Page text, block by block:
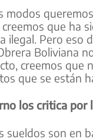
modos
que ha
ilegal. Pero eso
Boliviana
creemos que
que se están
los critica por
sueldos son en